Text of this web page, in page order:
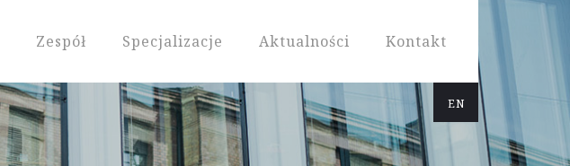
Zespół Specjalizacje Aktualności Kontakt
EN